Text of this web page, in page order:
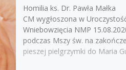
Homilia ks. Dr. Pawła Małka
CM wygłoszona w
Wniebowzięcia NMP
podczas Mszy św. na
pieszej pielgrzymki do Maria